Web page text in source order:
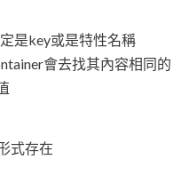
是key或是特性名稱
會去找其內容相同的
式存在